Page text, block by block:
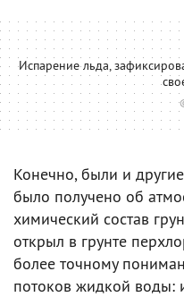
Испарение льда,
Конечно, были и
было получено об
химический состав
открыл в грунте
более точному
потоков жидкой воды: